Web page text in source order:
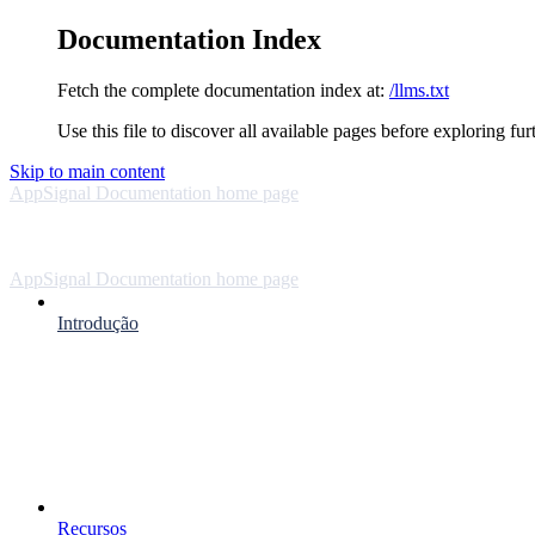
Documentation Index
Fetch the complete documentation index at: /llms.txt
Use this file to discover all available pages before exploring
Skip to main content
AppSignal Documentation home page
AppSignal Documentation home page
Introdução
Recursos